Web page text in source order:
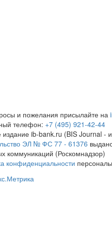
и пожелания присылайте на
телефон: +7 (495) 921-42-44
издание ib-bank.ru (BIS Journal -
ЭЛ № ФС 77 - 61376
коммуникаций (Роскомнадзор)
конфиденциальности